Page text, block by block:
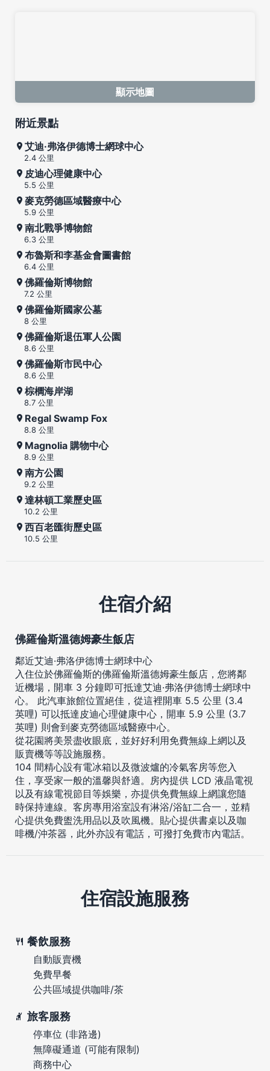
顯示地圖
附近景點
艾迪·弗洛伊德博士網球中心
2.4 公里
皮迪心理健康中心
5.5 公里
麥克勞德區域醫療中心
5.9 公里
南北戰爭博物館
6.3 公里
布魯斯和李基金會圖書館
6.4 公里
佛羅倫斯博物館
7.2 公里
佛羅倫斯國家公墓
8 公里
佛羅倫斯退伍軍人公園
8.6 公里
佛羅倫斯市民中心
8.6 公里
棕櫚海岸湖
8.7 公里
Regal Swamp Fox
8.8 公里
Magnolia 購物中心
8.9 公里
南方公園
9.2 公里
達林頓工業歷史區
10.2 公里
西百老匯街歷史區
10.5 公里
住宿介紹
佛羅倫斯溫德姆豪生飯店
鄰近艾迪·弗洛伊德博士網球中心
入住位於佛羅倫斯的佛羅倫斯溫德姆豪生飯店，您將鄰
近機場，開車 3 分鐘即可抵達艾迪·弗洛伊德博士網球中
心。 此汽車旅館位置絕佳，從這裡開車 5.5 公里 (3.4
英哩) 可以抵達皮迪心理健康中心，開車 5.9 公里 (3.7
英哩) 則會到麥克勞德區域醫療中心。
從花園將美景盡收眼底，並好好利用免費無線上網以及
販賣機等等設施服務。
104 間精心設有電冰箱以及微波爐的冷氣客房等您入
住，享受家一般的溫馨與舒適。房內提供 LCD 液晶電視
以及有線電視節目等娛樂，亦提供免費無線上網讓您隨
時保持連線。客房專用浴室設有淋浴/浴缸二合一，並精
心提供免費盥洗用品以及吹風機。貼心提供書桌以及咖
啡機/沖茶器，此外亦設有電話，可撥打免費市內電話。
住宿設施服務
餐飲服務
自動販賣機
免費早餐
公共區域提供咖啡/茶
旅客服務
停車位 (非路邊)
無障礙通道 (可能有限制)
商務中心